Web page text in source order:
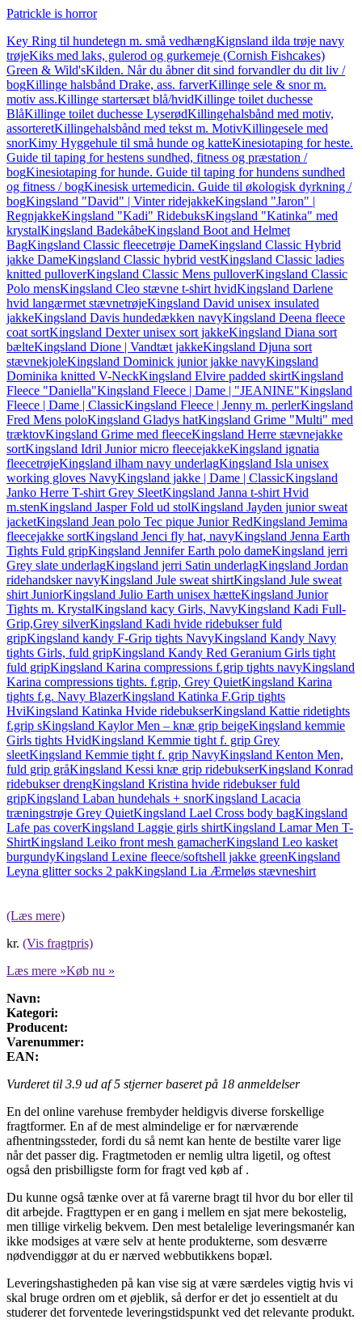
Patrickle is horror
Key Ring til hundetegn m. små vedhængKignsland ilda trøje navy
trøjeKiks med laks, gulerod og gurkemeje (Cornish Fishcakes)
Green & Wild'sKilden. Når du åbner dit sind forvandler du dit liv /
bogKillinge halsbånd Drake, ass. farverKillinge sele & snor m.
motiv ass.Killinge startersæt blå/hvidKillinge toilet duchesse
BlåKillinge toilet duchesse LyserødKillingehalsbånd med motiv,
assorteretKillingehalsbånd med tekst m. MotivKillingesele med
snorKimy Hyggehule til små hunde og katteKinesiotaping for heste.
Guide til taping for hestens sundhed, fitness og præstation /
bogKinesiotaping for hunde. Guide til taping for hundens sundhed
og fitness / bogKinesisk urtemedicin. Guide til økologisk dyrkning /
bogKingsland "David" | Vinter ridejakkeKingsland "Jaron" |
RegnjakkeKingsland "Kadi" RidebuksKingsland "Katinka" med
krystalKingsland BadekåbeKingsland Boot and Helmet
BagKingsland Classic fleecetrøje DameKingsland Classic Hybrid
jakke DameKingsland Classic hybrid vestKingsland Classic ladies
knitted pulloverKingsland Classic Mens pulloverKingsland Classic
Polo mensKingsland Cleo stævne t-shirt hvidKingsland Darlene
hvid langærmet stævnetrøjeKingsland David unisex insulated
jakkeKingsland Davis hundedækken navyKingsland Deena fleece
coat sortKingsland Dexter unisex sort jakkeKingsland Diana sort
bælteKingsland Dione | Vandtæt jakkeKingsland Djuna sort
stævnekjoleKingsland Dominick junior jakke navyKingsland
Dominika knitted V-NeckKingsland Elvire padded skirtKingsland
Fleece "Daniella"Kingsland Fleece | Dame | "JEANINE"Kingsland
Fleece | Dame | ClassicKingsland Fleece | Jenny m. perlerKingsland
Fred Mens poloKingsland Gladys hatKingsland Grime "Multi" med
træktovKingsland Grime med fleeceKingsland Herre stævnejakke
sortKingsland Idril Junior micro fleecejakkeKingsland ignatia
fleecetrøjeKingsland ilham navy underlagKingsland Isla unisex
working gloves NavyKingsland jakke | Dame | ClassicKingsland
Janko Herre T-shirt Grey SleetKingsland Janna t-shirt Hvid
m.stenKingsland Jasper Fold ud stolKingsland Jayden junior sweat
jacketKingsland Jean polo Tec pique Junior RedKingsland Jemima
fleecejakke sortKingsland Jenci fly hat, navyKingsland Jenna Earth
Tights Fuld gripKingsland Jennifer Earth polo dameKingsland jerri
Grey slate underlagKingsland jerri Satin underlagKingsland Jordan
ridehandsker navyKingsland Jule sweat shirtKingsland Jule sweat
shirt JuniorKingsland Julio Earth unisex hætteKingsland Junior
Tights m. KrystalKingsland kacy Girls, NavyKingsland Kadi Full-
Grip,Grey silverKingsland Kadi hvide ridebukser fuld
gripKingsland kandy F-Grip tights NavyKingsland Kandy Navy
tights Girls, fuld gripKingsland Kandy Red Geranium Girls tight
fuld gripKingsland Karina compressions f.grip tights navyKingsland
Karina compressions tights. f.grip, Grey QuietKingsland Karina
tights f.g. Navy BlazerKingsland Katinka F.Grip tights
HviKingsland Katinka Hvide ridebukserKingsland Kattie ridetights
f.grip sKingsland Kaylor Men – knæ grip beigeKingsland kemmie
Girls tights HvidKingsland Kemmie tight f. grip Grey
sleetKingsland Kemmie tight f. grip NavyKingsland Kenton Men,
fuld grip gråKingsland Kessi knæ grip ridebukserKingsland Konrad
ridebukser drengKingsland Kristina hvide ridebukser fuld
gripKingsland Laban hundehals + snorKingsland Lacacia
træningstrøje Grey QuietKingsland Lael Cross body bagKingsland
Lafe pas coverKingsland Laggie girls shirtKingsland Lamar Men T-
ShirtKingsland Leiko front mesh gamacherKingsland Leo kasket
burgundyKingsland Lexine fleece/softshell jakke greenKingsland
Leyna glitter socks 2 pakKingsland Lia Ærmeløs stævneshirt
(Læs mere)
kr. (Vis fragtpris)
Læs mere »Køb nu »
Navn:
Kategori:
Producent:
Varenummer:
EAN:
Vurderet til 3.9 ud af 5 stjerner baseret på 18 anmeldelser
En del online varehuse frembyder heldigvis diverse forskellige
fragtformer. En af de mest almindelige er for nærværende
afhentningssteder, fordi du så nemt kan hente de bestilte varer lige
når det passer dig. Fragtmetoden er nemlig ultra ligetil, og oftest
også den prisbilligste form for fragt ved køb af .
Du kunne også tænke over at få varerne bragt til hvor du bor eller til
dit arbejde. Fragttypen er en gang i mellem en sjat mere bekostelig,
men tillige virkelig bekvem. Den mest betalelige leveringsmanér kan
ikke modsiges at være selv at hente produkterne, som desværre
nødvendiggør at du er nærved webbutikkens bopæl.
Leveringshastigheden på kan vise sig at være særdeles vigtig hvis vi
skal bruge ordren om et øjeblik, så derfor er det jo essentielt at du
studerer det forventede leveringstidspunkt ved det relevante produkt.